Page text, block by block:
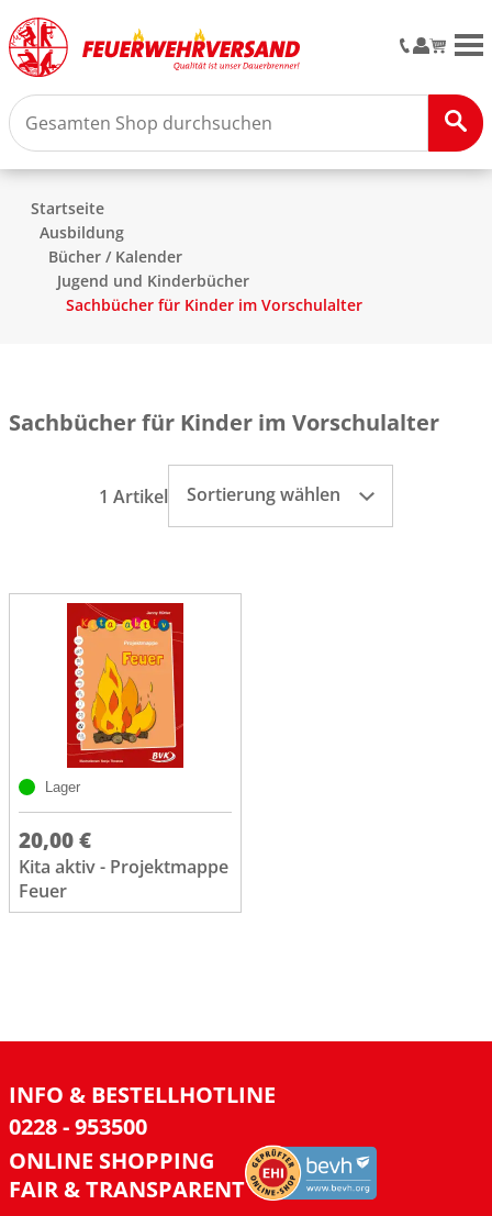
Startseite
Ausbildung
Bücher / Kalender
Jugend und Kinderbücher
Sachbücher für Kinder im Vorschulalter
Sachbücher für Kinder im Vorschulalter
1 Artikel Sortierung wählen
Lager
20,00 €
Kita aktiv - Projektmappe
Feuer
INFO & BESTELLHOTLINE
0228 - 953500
ONLINE SHOPPING
FAIR & TRANSPARENT